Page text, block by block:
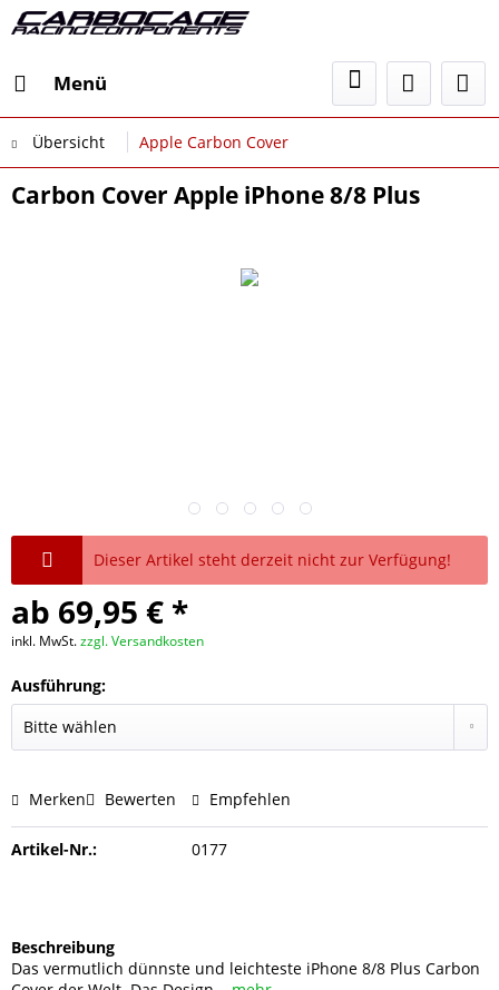
Menü
Übersicht Apple Carbon Cover
Carbon Cover Apple iPhone 8/8 Plus
Dieser Artikel steht derzeit nicht zur Verfügung!
ab 69,95 € *
inkl. MwSt.zzgl. Versandkosten
Ausführung:
Merken Bewerten Empfehlen
Artikel-Nr.: 0177
Beschreibung
Das vermutlich dünnste und leichteste iPhone 8/8 Plus Carbon